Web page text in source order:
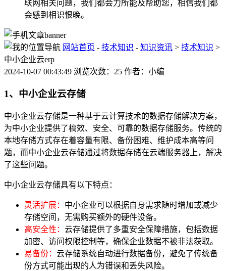
联网相关问题，我们都会力所能及帮助您，相信我们都
会感到相识恨晚。
网站首页 - 技术知识 - 知识资讯 > 技术知识 >
中小企业云erp
2024-10-07 00:43:49 浏览次数：25 作者：小编
1、中小企业云存储
中小企业云存储是一种基于云计算技术的数据存储解决方案，
为中小企业提供了槁效、安全、可靠的数据存储服务。传统的
本地存储方式存在着容量有限、备份困难、维护成本高等问
题，而中小企业云存储通过将数据存储在云端服务器上，解决
了这些问题。
中小企业云存储具有以下特点：
灵活扩展： 中小企业可以根据自身需求随时增加或减少
存储空间，无需购买额外的硬件设备。
高安全性： 云存储提供了多重安全保障措施，包括数据
加密、访问权限控制等，确保企业数据不被非法获取。
易备份： 云存储系统自动进行数据备份，避免了传统备
份方式可能出现的人为错误和丢失风险。